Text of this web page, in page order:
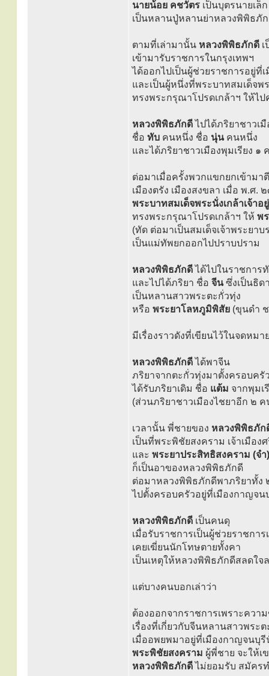
นายน้อย คชวัตร เป็นบุตรนายเล็
เป็นหลานปู่หลานย่าหลวงพิพิธภั
ตามที่เล่ามานั้น หลวงพิพิธภักดี
เข้ามารับราชการในกรุงเทพฯ
ได้ออกไปเป็นผู้ช่วยราชการอยู่ที่
และเป็นผู้หนึ่งที่พระบาทสมเด็จพ
ทรงพระกรุณาโปรดเกล้าฯ ให้ไ
หลวงพิพิธภักดีไปได้ภริยาชาวเ
ชื่อ ทับ คนหนึ่ง ชื่อ นุ่นคนหนึ่ง
และได้ภริยาชาวเมืองพุมเรียง ๑
ต่อมาเมื่อครั้งพวกแขกยกเข้ามา
เมืองตรัง เมืองสงขลา เมื่อ พ.ศ.
พระบาทสมเด็จพระนั่งเกล้าเจ้า
ทรงพระกรุณาโปรดเกล้าฯ ให้ พ
(ทัด ต่อมาเป็นสมเด็จเจ้าพระย
เป็นแม่ทัพยกออกไปปราบปราม
หลวงพิพิธภักดีได้ไปในราชการ
และไปได้ภริยา ชื่อ จีนซึ่งเป็นธิด
เป็นหลานสาวพระตะกั่วทุ่ง
หรือ พระยาโลหภูมิพิสัย (ขุนดำ
มีเรื่องราวดังที่เขียนไว้ในจดหม
หลวงพิพิธภักดีได้พาจีน
ภริยาจากตะกั่วทุ่งมาตั้งครอบครั
ได้รับภริยาเดิม ชื่อ แต้ม จากพุมเ
(ส่วนภริยาชาวเมืองไชยาอีก ๒
เวลานั้น พี่ชายของ หลวงพิพิธภัก
เป็นที่พระพิชัยสงคราม เจ้าเมือ
และ พระยาประสิทธิสงคราม (จำ)
ก็เป็นอาของหลวงพิพิธภักดี
ต่อมาหลวงพิพิธภักดีพาภริยาทั้ง
ไปตั้งครอบครัวอยู่ที่เมืองกาญจน
หลวงพิพิธภักดี เป็นคนดุ
เมื่อรับราชการเป็นผู้ช่วยราชการ
เคยเฆี่ยนนักโทษตายทั้งคา
เป็นเหตุให้หลวงพิพิธภักดีสลดใจ
แต่บางคนบอกเล่าว่า
ต้องออกจากราชการเพราะควา
เรื่องที่เกี่ยวกับจีนหลานสาวพระ
เมื่ออพยพมาอยู่ที่เมืองกาญจนบุ
พระพิชัยสงคราม ผู้พี่ชาย จะให้เ
หลวงพิพิธภักดีไม่ยอมรับ สมัคร